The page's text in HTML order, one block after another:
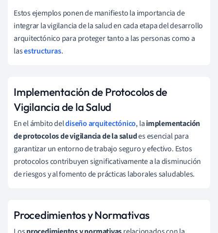
Estos ejemplos ponen de manifiesto la importancia de
integrar la vigilancia de la salud en cada etapa del desarrollo
arquitectónico para proteger tanto a las personas como a
lasestructuras.
Implementación de Protocolos de
Vigilancia de la Salud
En el ámbito deldiseño arquitectónico, laimplementación
de protocolos de vigilancia de la saludes esencial para
garantizar un entorno de trabajo seguro y efectivo. Estos
protocolos contribuyen significativamente a la disminución
de riesgos y al fomento de prácticas laborales saludables.
Procedimientos y Normativas